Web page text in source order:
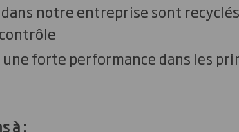
notre entreprise sont
forte performance dans les
à :